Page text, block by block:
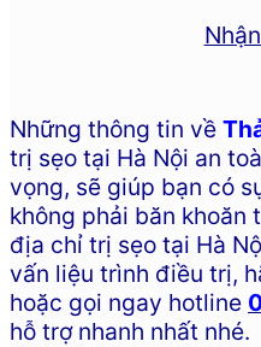
Những thông tin về
trị sẹo tại Hà Nội an
vọng, sẽ giúp bạn có
không phải băn
địa chỉ trị sẹo tại Hà
vấn liệu trình điều trị,
hoặc gọi ngay hotline
hỗ trợ nhanh nhất nhé.